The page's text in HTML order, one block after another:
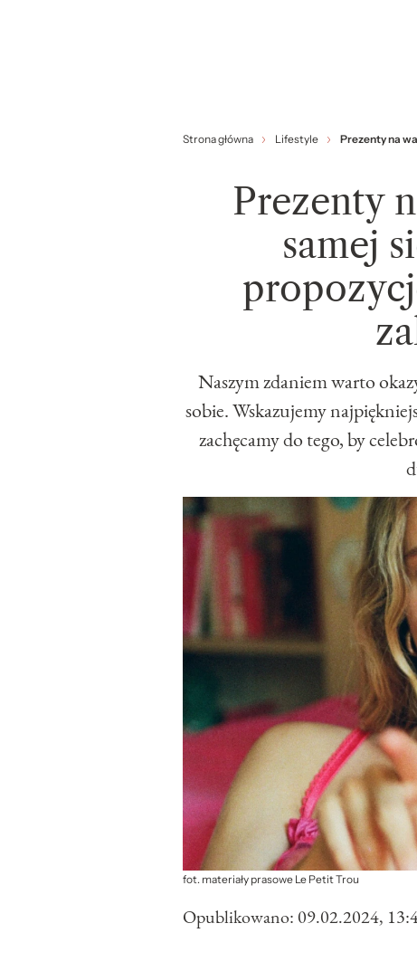
Strona główna Lifestyle Prezenty na
Prezenty
samej
Naszym zdaniem warto
sobie. Wskazujemy
zachęcamy do tego, by
fot. materiały prasowe Le Petit Trou
Opublikowano: 09.02.2024,